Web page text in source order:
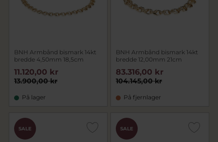
BNH Armbånd bismark 14kt
bredde 4,50mm 18,5cm
13.900,00 kr
11.120,00 kr
På lager
BNH Armbånd bismark 14kt
bredde 12,00mm 21cm
104.145,00 kr
83.316,00 kr
På fjernlager
SALE SALE